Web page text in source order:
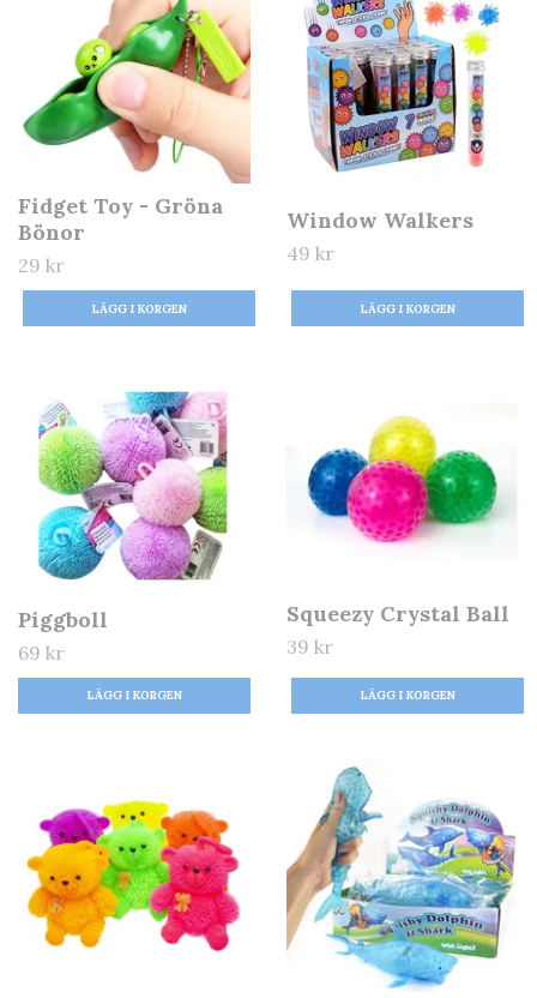
Fidget Toy - Gröna
Bönor
29 kr
Window Walkers
49 kr
Piggboll
69 kr
LÄGG I KORGEN
Squeezy Crystal Ball
39 kr